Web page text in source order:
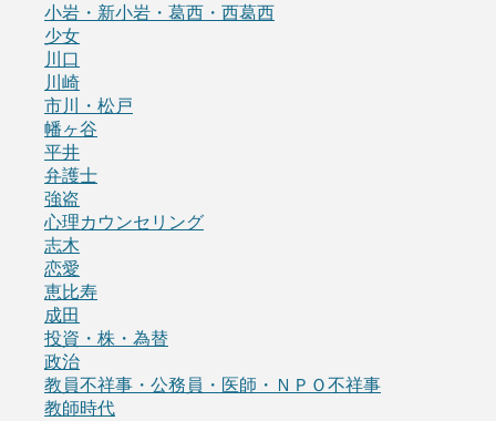
小岩・新小岩・葛西・西葛西
少女
川口
川崎
市川・松戸
幡ヶ谷
平井
弁護士
強盗
心理カウンセリング
志木
恋愛
恵比寿
成田
投資・株・為替
政治
教員不祥事・公務員・医師・ＮＰＯ不祥事
教師時代